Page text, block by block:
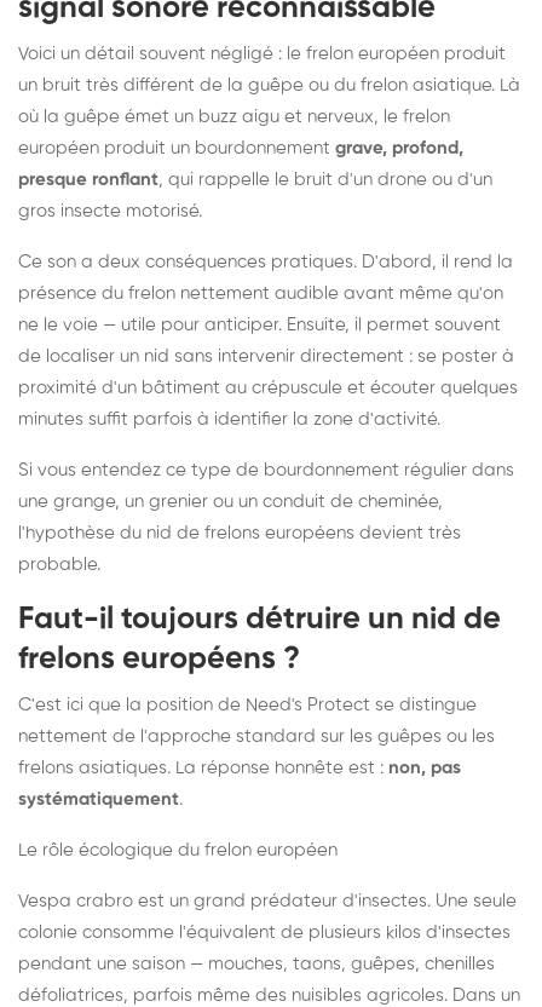
signal sonore reconnaissable
Voici un détail souvent négligé : le frelon européen produit
un bruit très différent de la guêpe ou du frelon asiatique. Là
où la guêpe émet un buzz aigu et nerveux, le frelon
européen produit un bourdonnement grave, profond,
presque ronflant, qui rappelle le bruit d'un drone ou d'un
gros insecte motorisé.
Ce son a deux conséquences pratiques. D'abord, il rend la
présence du frelon nettement audible avant même qu'on
ne le voie — utile pour anticiper. Ensuite, il permet souvent
de localiser un nid sans intervenir directement : se poster à
proximité d'un bâtiment au crépuscule et écouter quelques
minutes suffit parfois à identifier la zone d'activité.
Si vous entendez ce type de bourdonnement régulier dans
une grange, un grenier ou un conduit de cheminée,
l'hypothèse du nid de frelons européens devient très
probable.
Faut-il toujours détruire un nid de
frelons européens ?
C'est ici que la position de Need's Protect se distingue
nettement de l'approche standard sur les guêpes ou les
frelons asiatiques. La réponse honnête est : non, pas
systématiquement.
Le rôle écologique du frelon européen
Vespa crabro est un grand prédateur d'insectes. Une seule
colonie consomme l'équivalent de plusieurs kilos d'insectes
pendant une saison — mouches, taons, guêpes, chenilles
défoliatrices, parfois même des nuisibles agricoles. Dans un